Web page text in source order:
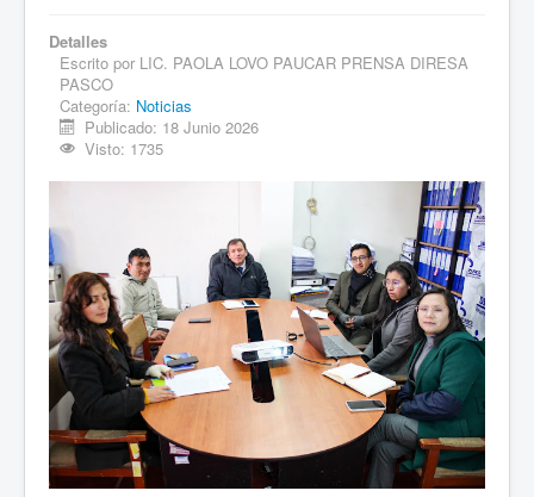
Archivo de Noticias
Detalles
Escrito por LIC. PAOLA LOVO PAUCAR PRENSA DIRESA
PASCO
Categoría: Noticias
Publicado: 18 Junio 2026
Visto: 1735